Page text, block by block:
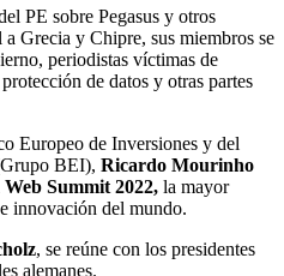
PE sobre Pegasus y otros
Grecia y Chipre, sus miembros se
periodistas víctimas de
de datos y otras partes
Europeo de Inversiones y del
BEI), Ricardo Mourinho
Web Summit 2022, la mayor
innovación del mundo.
, se reúne con los presidentes
alemanes.